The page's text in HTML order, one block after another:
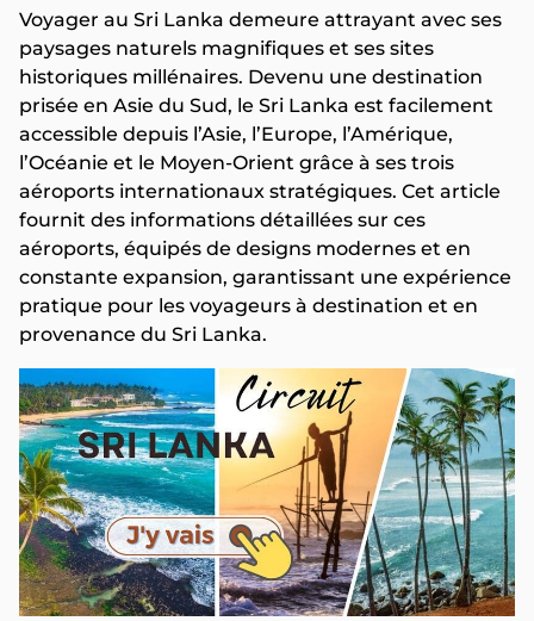
Voyager au Sri Lanka demeure attrayant avec ses
paysages naturels magnifiques et ses sites
historiques millénaires. Devenu une destination
prisée en Asie du Sud, le Sri Lanka est facilement
accessible depuis l’Asie, l’Europe, l’Amérique,
l’Océanie et le Moyen-Orient grâce à ses trois
aéroports internationaux stratégiques. Cet article
fournit des informations détaillées sur ces
aéroports, équipés de designs modernes et en
constante expansion, garantissant une expérience
pratique pour les voyageurs à destination et en
provenance du Sri Lanka.